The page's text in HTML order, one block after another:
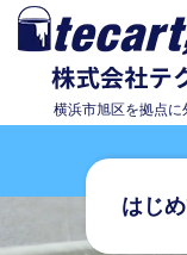
横浜市旭区を拠点に
はじ